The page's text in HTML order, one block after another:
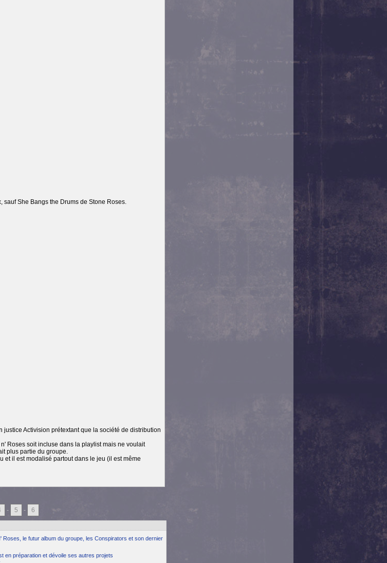
She Bangs the Drums de Stone Roses.
Activision prétextant que la société de distribution
Roses soit incluse dans la playlist mais ne voulait
plus partie du groupe.
et il est modalisé partout dans le jeu (il est même
- 5 - 6
le futur album du groupe, les Conspirators et son dernier
en préparation et dévoile ses autres projets